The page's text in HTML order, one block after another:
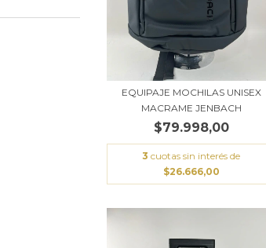
EQUIPAJE MOCHILAS UNISEX
MACRAME JENBACH
$79.998,00
3 cuotas sin interés de
$26.666,00